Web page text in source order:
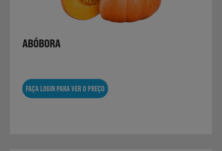
ABÓBORA
FAÇA LOGIN PARA VER O PREÇO